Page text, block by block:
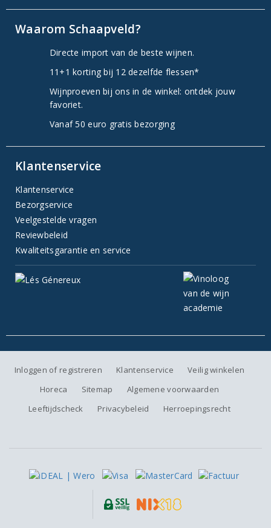
Waarom Schaapveld?
Directe import van de beste wijnen.
11+1 korting bij 12 dezelfde flessen*
Wijnproeven bij ons in de winkel: ontdek jouw
favoriet.
Vanaf 50 euro gratis bezorging
Klantenservice
Klantenservice
Bezorgservice
Veelgestelde vragen
Reviewbeleid
Kwaliteitsgarantie en service
Inloggen of registreren Klantenservice
Veilig winkelen
Horeca
Sitemap
Algemene voorwaarden
Leeftijdscheck
Privacybeleid Herroepingsrecht